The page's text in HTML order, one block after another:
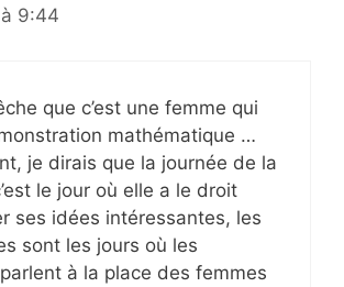
9:44
que c’est une femme qui
mathématique …
je dirais que la journée de la
le jour où elle a le droit
ses idées intéressantes, les
sont les jours où les
à la place des femmes